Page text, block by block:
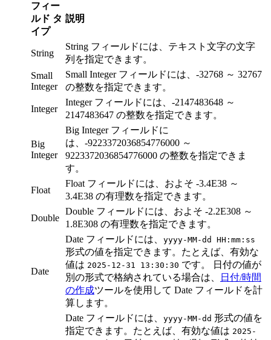
フィー
ルド タ
イプ
説明
String
String フィールドには、テキスト文字の文字
列を指定できます。
Small
Integer
Small Integer フィールドには、-32768 ～ 32767
の整数を指定できます。
Integer
Integer フィールドには、-2147483648 ～
2147483647 の整数を指定できます。
Big
Integer
Big Integer フィールドに
は、-9223372036854776000 ～
9223372036854776000 の整数を指定できま
す。
Float
Float フィールドには、およそ -3.4E38 ～
3.4E38 の有理数を指定できます。
Double
Double フィールドには、およそ -2.2E308 ～
1.8E308 の有理数を指定できます。
Date
Date フィールドには、 yyyy-MM-dd HH:mm:ss
形式の値を指定できます。たとえば、有効な
値は 2025-12-31 13:30:30 です。 日付の値が
別の形式で格納されている場合は、
日付/時間
の作成ツールを使用して Date フィールドを計
算します。
Date フィールドには、 yyyy-MM-dd 形式の値を
指定できます。たとえば、有効な値は 2025-